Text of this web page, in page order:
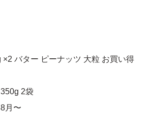
×2 バター ピーナッツ 大粒 お買い得
2袋
月〜